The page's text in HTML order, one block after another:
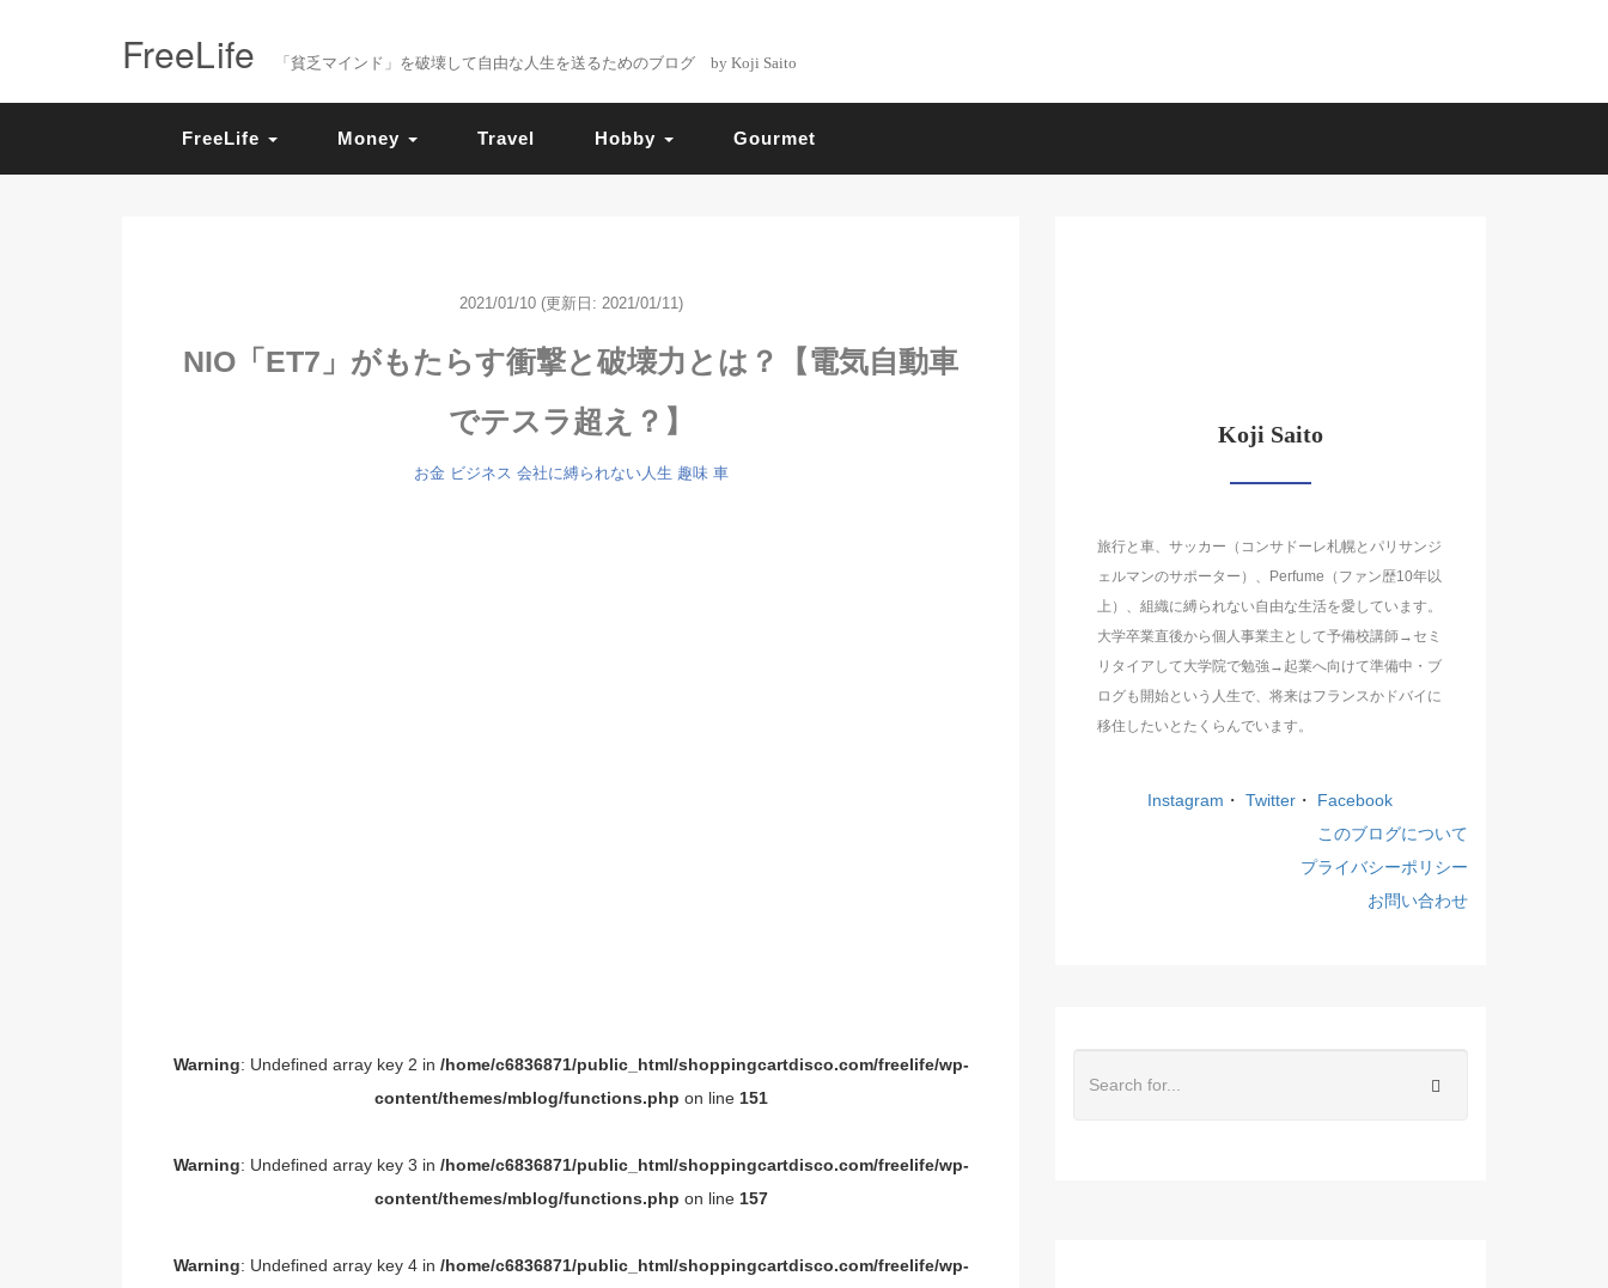
FreeLife 「貧乏マインド」を破壊して自由な人生を送るためのブログ by Koji Saito
FreeLife Money Travel Hobby Gourmet
2021/01/10 (更新日: 2021/01/11)
NIO「ET7」がもたらす衝撃と破壊力とは？【電気自動車
でテスラ超え？】
お金 ビジネス 会社に縛られない人生 趣味 車
Warning: Undefined array key 2 in /home/c6836871/public_html/shoppingcartdisco.com/freelife/wp-
content/themes/mblog/functions.php on line 151
Warning: Undefined array key 3 in /home/c6836871/public_html/shoppingcartdisco.com/freelife/wp-
content/themes/mblog/functions.php on line 157
Warning: Undefined array key 4 in /home/c6836871/public_html/shoppingcartdisco.com/freelife/wp-
Koji Saito
旅行と車、サッカー（コンサドーレ札幌とパリサンジ
ェルマンのサポーター）、Perfume（ファン歴10年以
上）、組織に縛られない自由な生活を愛しています。
大学卒業直後から個人事業主として予備校講師→セミ
リタイアして大学院で勉強→起業へ向けて準備中・ブ
ログも開始という人生で、将来はフランスかドバイに
移住したいとたくらんでいます。
Instagram ・ Twitter ・
Facebook
このブログについて
プライバシーポリシー
お問い合わせ